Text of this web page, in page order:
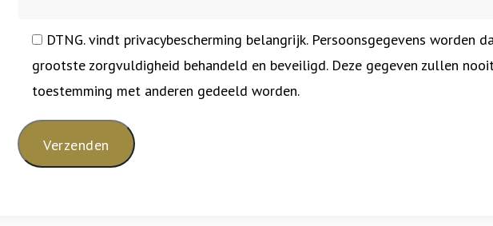
DTNG. vindt privacybescherming belangrijk. Persoonsgegevens worden
grootste zorgvuldigheid behandeld en beveiligd. Deze gegeven zullen
toestemming met anderen gedeeld worden.